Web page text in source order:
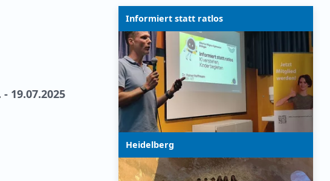
19.07.2025
Informiert statt ratlos
Heidelberg